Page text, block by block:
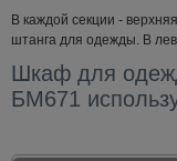
В каждой секции -
штанга для одежды. В
Шкаф для
БМ671